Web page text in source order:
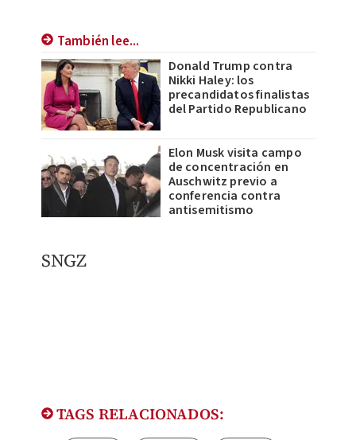
También lee...
Donald Trump contra
Nikki Haley: los
precandidatos finalistas
del Partido Republicano
Elon Musk visita campo
de concentración en
Auschwitz previo a
conferencia contra
antisemitismo
SNGZ
TAGS RELACIONADOS: